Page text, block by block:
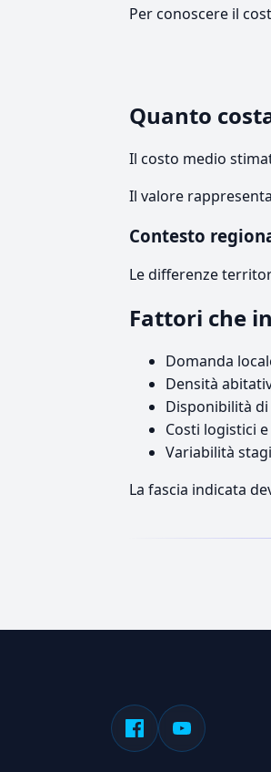
Per conoscere il
Quanto
Il costo medio
Il valore
Contesto
Le differenze
Fattori che
Domanda
Densità
Disponibilità
Costi logistici
Variabilità
La fascia indicata